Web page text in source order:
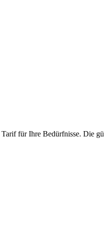
für Ihre Bedürfnisse. Die